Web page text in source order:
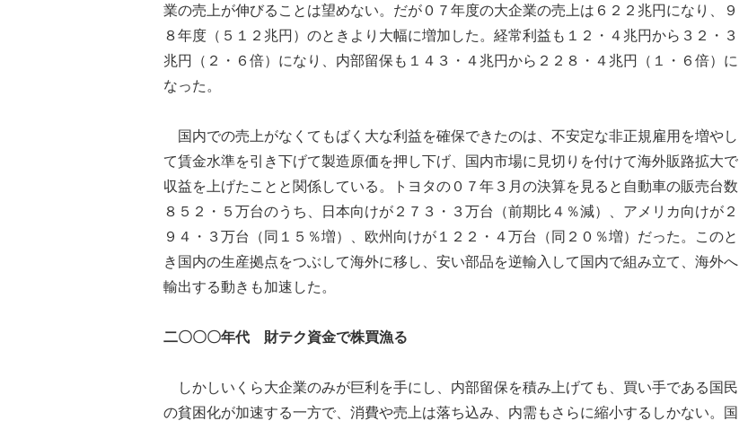
業の売上が伸びることは望めない。だが０７年度の大企業の売上は６２２兆円になり、９
８年度（５１２兆円）のときより大幅に増加した。経常利益も１２・４兆円から３２・３
兆円（２・６倍）になり、内部留保も１４３・４兆円から２２８・４兆円（１・６倍）に
なった。
国内での売上がなくてもばく大な利益を確保できたのは、不安定な非正規雇用を増やし
て賃金水準を引き下げて製造原価を押し下げ、国内市場に見切りを付けて海外販路拡大で
収益を上げたことと関係している。トヨタの０７年３月の決算を見ると自動車の販売台数
８５２・５万台のうち、日本向けが２７３・３万台（前期比４％減）、アメリカ向けが２
９４・３万台（同１５％増）、欧州向けが１２２・４万台（同２０％増）だった。このと
き国内の生産拠点をつぶして海外に移し、安い部品を逆輸入して国内で組み立て、海外へ
輸出する動きも加速した。
二〇〇〇年代 財テク資金で株買漁る
しかしいくら大企業のみが巨利を手にし、内部留保を積み上げても、買い手である国民
の貧困化が加速する一方で、消費や売上は落ち込み、内需もさらに縮小するしかない。国